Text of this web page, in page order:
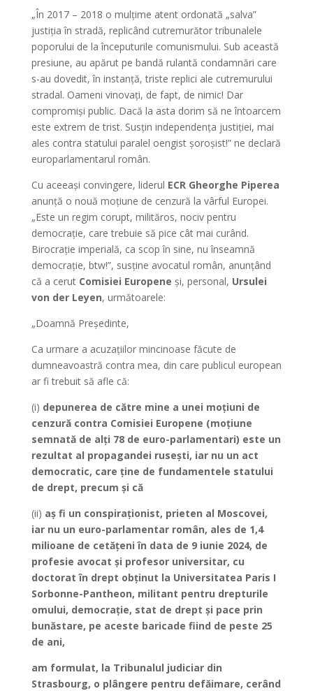
„În 2017 – 2018 o mulțime atent ordonată „salva”
justiția în stradă, replicând cutremurător tribunalele
poporului de la începuturile comunismului. Sub această
presiune, au apărut pe bandă rulantă condamnări care
s-au dovedit, în instanță, triste replici ale cutremurului
stradal. Oameni vinovați, de fapt, de nimic! Dar
compromiși public. Dacă la asta dorim să ne întoarcem
este extrem de trist. Susțin independența justiției, mai
ales contra statului paralel oengist șoroșist!” ne declară
europarlamentarul român.
Cu aceeași convingere, liderul ECR Gheorghe Piperea
anunță o nouă moțiune de cenzură la vârful Europei.
„Este un regim corupt, milităros, nociv pentru
democrație, care trebuie să pice cât mai curând.
Birocrație imperială, ca scop în sine, nu înseamnă
democrație, btw!”, susține avocatul român, anunțând
că a cerut Comisiei Europene și, personal, Ursulei
von der Leyen, următoarele:
„Doamnă Președinte,
Ca urmare a acuzațiilor mincinoase făcute de
dumneavoastră contra mea, din care publicul european
ar fi trebuit să afle că:
(i) depunerea de către mine a unei moțiuni de
cenzură contra Comisiei Europene (moțiune
semnată de alți 78 de euro-parlamentari) este un
rezultat al propagandei rusești, iar nu un act
democratic, care ține de fundamentele statului
de drept, precum și că
(ii) aș fi un conspiraționist, prieten al Moscovei,
iar nu un euro-parlamentar român, ales de 1,4
milioane de cetățeni în data de 9 iunie 2024, de
profesie avocat și profesor universitar, cu
doctorat în drept obținut la Universitatea Paris I
Sorbonne-Pantheon, militant pentru drepturile
omului, democrație, stat de drept și pace prin
bunăstare, pe aceste baricade fiind de peste 25
de ani,
am formulat, la Tribunalul judiciar din
Strasbourg, o plângere pentru defăimare, cerând